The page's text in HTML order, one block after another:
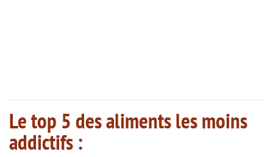
Le top 5 des aliments les moins
addictifs :